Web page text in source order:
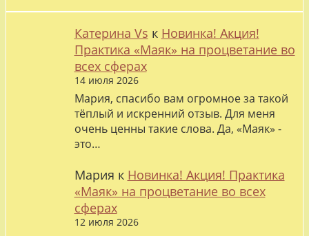
Катерина Vs к Новинка! Акция!
Практика «Маяк» на процветание во
всех сферах
14 июля 2026
Мария, спасибо вам огромное за такой
тёплый и искренний отзыв. Для меня
очень ценны такие слова. Да, «Маяк» -
это…
Мария к Новинка! Акция! Практика
«Маяк» на процветание во всех
сферах
12 июля 2026